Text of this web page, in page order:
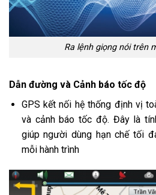
Ra lệnh giọng nói trên
Dẫn đường và Cảnh báo tốc độ
GPS kết nối hệ thống định vị
và cảnh báo tốc độ. Đây là
giúp người dùng hạn chế tối
mỗi hành trình